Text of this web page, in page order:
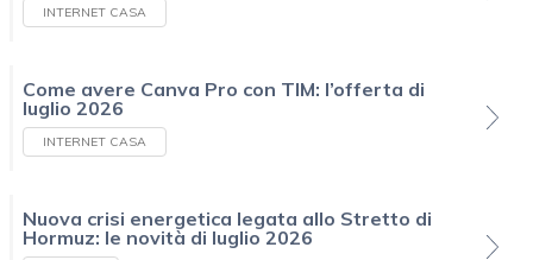
INTERNET CASA
Come avere Canva Pro con TIM: l’offerta di
luglio 2026
INTERNET CASA
Nuova crisi energetica legata allo Stretto di
Hormuz: le novità di luglio 2026